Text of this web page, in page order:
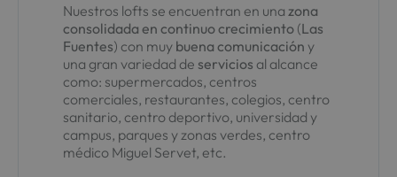
Nuestros lofts se encuentran en una zona
consolidada en continuo crecimiento(Las
Fuentes) con muy buena comunicación y
una gran variedad de servicios al alcance
como: supermercados, centros
comerciales, restaurantes, colegios, centro
sanitario, centro deportivo, universidad y
campus, parques y zonas verdes, centro
médico Miguel Servet, etc.